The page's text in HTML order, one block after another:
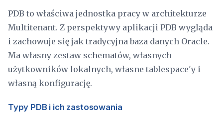
PDB to właściwa jednostka pracy w architekturze
Multitenant. Z perspektywy aplikacji PDB wygląda
i zachowuje się jak tradycyjna baza danych Oracle.
Ma własny zestaw schematów, własnych
użytkowników lokalnych, własne tablespace'y i
własną konfigurację.
Typy PDB i ich zastosowania